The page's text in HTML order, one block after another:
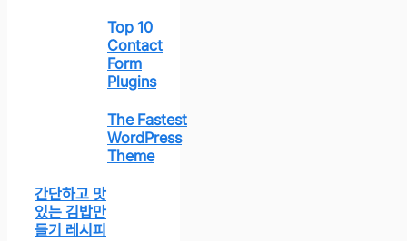
Top 10
Contact
Form
Plugins
The Fastest
WordPress
Theme
간단하고 맛
있는 김밥만
들기 레시피